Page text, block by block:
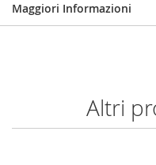
Maggiori Informazioni
Altri